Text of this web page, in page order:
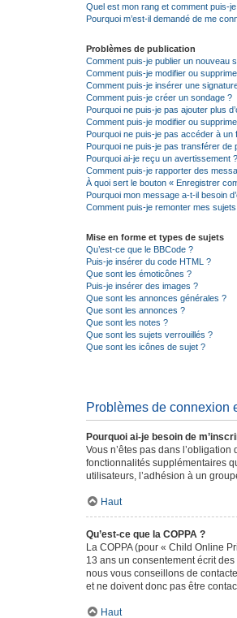
Quel est mon rang et comment puis-
Pourquoi m’est-il demandé de me
Problèmes de publication
Comment puis-je publier un nouveau
Comment puis-je modifier ou
Comment puis-je insérer une
Comment puis-je créer un sondage ?
Pourquoi ne puis-je pas ajouter plus
Comment puis-je modifier ou
Pourquoi ne puis-je pas accéder à un
Pourquoi ne puis-je pas transférer de
Pourquoi ai-je reçu un avertissement ?
Comment puis-je rapporter des
À quoi sert le bouton « Enregistrer
Pourquoi mon message a-t-il besoin
Comment puis-je remonter mes
Mise en forme et types de sujets
Qu’est-ce que le BBCode ?
Puis-je insérer du code HTML ?
Que sont les émoticônes ?
Puis-je insérer des images ?
Que sont les annonces générales ?
Que sont les annonces ?
Que sont les notes ?
Que sont les sujets verrouillés ?
Que sont les icônes de sujet ?
Problèmes de connexion
Pourquoi ai-je besoin de
Vous n’êtes pas dans
fonctionnalités supplémentaires
utilisateurs, l’adhésion à un
Haut
Qu’est-ce que la COPPA ?
La COPPA (pour « Child Online
13 ans un consentement écrit
nous vous conseillons de
et ne doivent donc pas être
Haut